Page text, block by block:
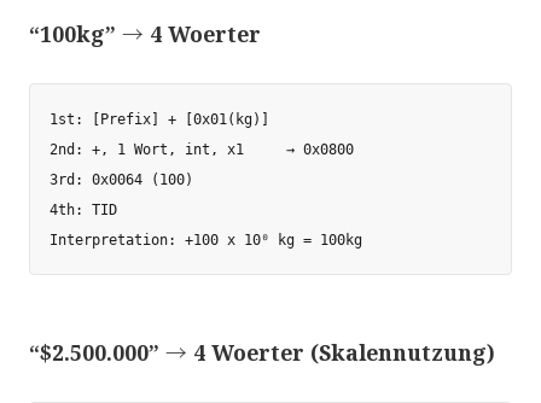
“100kg” → 4 Woerter
1st: [Prefix] + [0x01(kg)]
2nd: +, 1 Wort, int, x1     → 0x0800
3rd: 0x0064 (100)
4th: TID
“$2.500.000” → 4 Woerter (Skalennutzung)